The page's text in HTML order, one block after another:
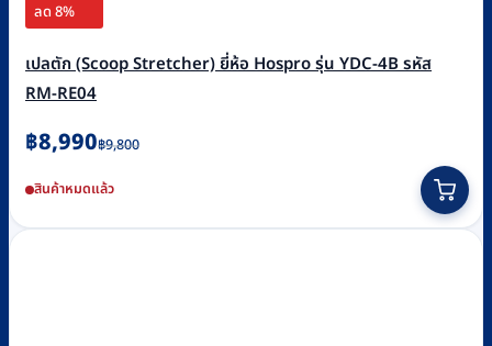
ลด 8%
เปลตัก (Scoop Stretcher) ยี่ห้อ Hospro รุ่น YDC-4B รหัส
RM-RE04
฿9,800
Original
was:
฿9,800.
฿8,990
Current
is:
฿8,990.
สินค้าหมดแล้ว